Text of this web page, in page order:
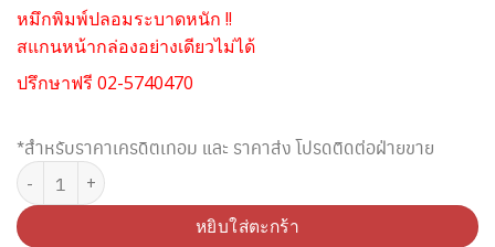
หมึกพิมพ์ปลอมระบาดหนัก !!
สแกนหน้ากล่องอย่างเดียวไม่ได้
ปรึกษาฟรี 02-5740470
*สำหรับราคาเครดิตเทอม และ ราคาส่ง โปรดติดต่อฝ่ายขาย
จำนวน FUJIFILM CT203490 ตลับหมึกโทนเนอร์ สีดำ ชิ้น
หยิบใส่ตะกร้า